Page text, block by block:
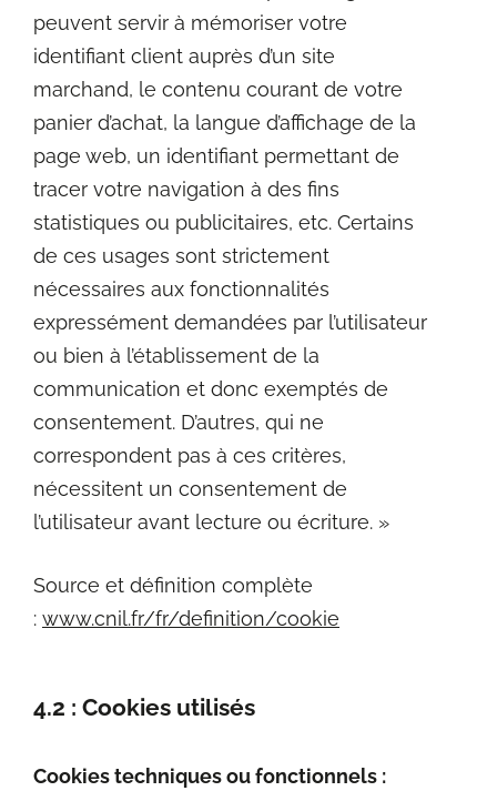
peuvent servir à mémoriser votre
identifiant client auprès d’un site
marchand, le contenu courant de votre
panier d’achat, la langue d’affichage de la
page web, un identifiant permettant de
tracer votre navigation à des fins
statistiques ou publicitaires, etc. Certains
de ces usages sont strictement
nécessaires aux fonctionnalités
expressément demandées par l’utilisateur
ou bien à l’établissement de la
communication et donc exemptés de
consentement. D’autres, qui ne
correspondent pas à ces critères,
nécessitent un consentement de
l’utilisateur avant lecture ou écriture. »
Source et définition complète
: www.cnil.fr/fr/definition/cookie
4.2 : Cookies utilisés
Cookies techniques ou fonctionnels :